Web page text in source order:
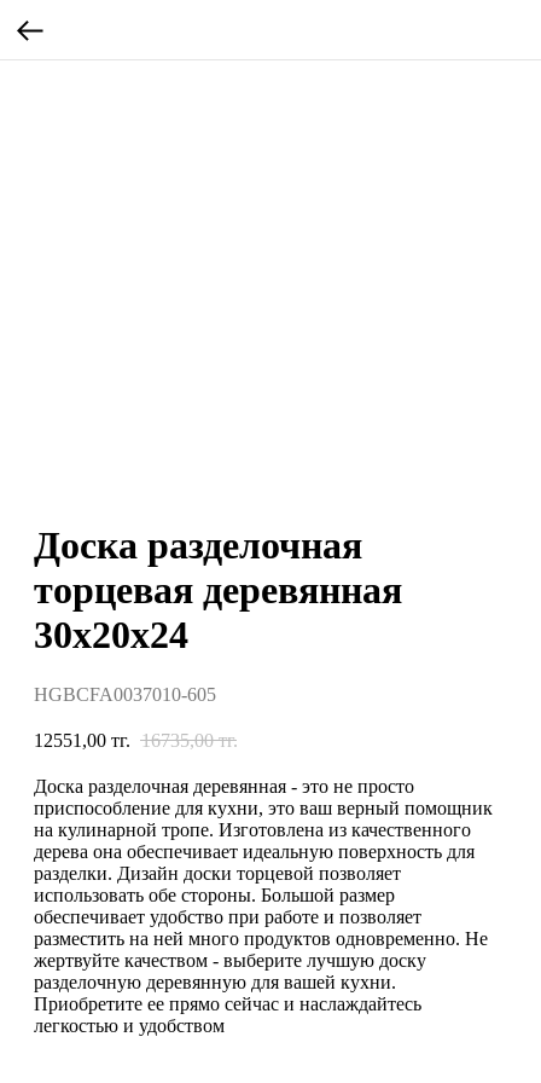
Доска разделочная
торцевая деревянная
30х20х24
HGBCFA0037010-605
12551,00 тг. 16735,00 тг.
Доска разделочная деревянная - это не просто
приспособление для кухни, это ваш верный помощник
на кулинарной тропе. Изготовлена из качественного
дерева она обеспечивает идеальную поверхность для
разделки. Дизайн доски торцевой позволяет
использовать обе стороны. Большой размер
обеспечивает удобство при работе и позволяет
разместить на ней много продуктов одновременно. Не
жертвуйте качеством - выберите лучшую доску
разделочную деревянную для вашей кухни.
Приобретите ее прямо сейчас и наслаждайтесь
легкостью и удобством